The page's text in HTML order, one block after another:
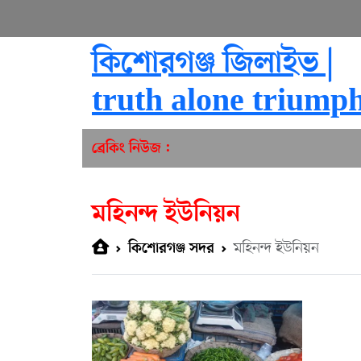
কিশোরগঞ্জ জিলাইভ |
truth alone
ব্রেকিং নিউজ :
মহিনন্দ ইউনিয়ন
কিশোরগঞ্জ সদর মহিনন্দ ইউনিয়ন